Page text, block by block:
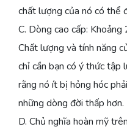
chất lượng của nó có thể
C. Dòng cao cấp:
Chất lượng và tính năng
chỉ cần bạn có ý thức tập
rằng nó ít bị hỏng hóc
những dòng đời thấp hơn.
D. Chủ nghĩa hoàn mỹ